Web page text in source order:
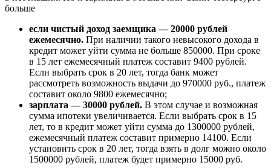
больше
если чистый доход заемщика — 20000 рублей
ежемесячно. При наличии такого невысокого дохода в
кредит может уйти сумма не больше 850000. При сроке
в 15 лет ежемесячный платеж составит 9400 рублей.
Если выбрать срок в 20 лет, тогда банк может
рассмотреть возможность выдачи до 970000 руб., платеж
составит около 9800 ежемесячно;
зарплата — 30000 рублей. В этом случае и возможная
сумма ипотеки увеличивается. Если выбрать срок в 15
лет, то в кредит может уйти сумма до 1300000 рублей,
ежемесячный платеж составит примерно 14100. Если
установить срок в 20 лет, тогда взять в долг можно около
1500000 рублей, платеж будет примерно 15000 руб.